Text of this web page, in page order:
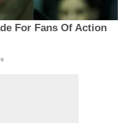
For Fans Of Action